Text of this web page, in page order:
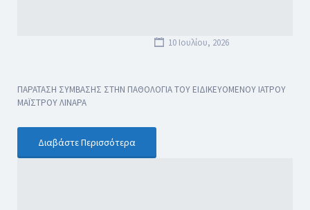
10 Ιουλίου, 2026
ΠΑΡΑΤΑΣΗ ΣΥΜΒΑΣΗΣ ΣΤΗΝ ΠΑΘΟΛΟΓΙΑ ΤΟΥ ΕΙΔΙΚΕΥΟΜΕΝΟΥ ΙΑΤΡΟΥ
ΜΑΪΣΤΡΟΥ ΛΙΝΑΡΑ
Διαβάστε Περισσότερα